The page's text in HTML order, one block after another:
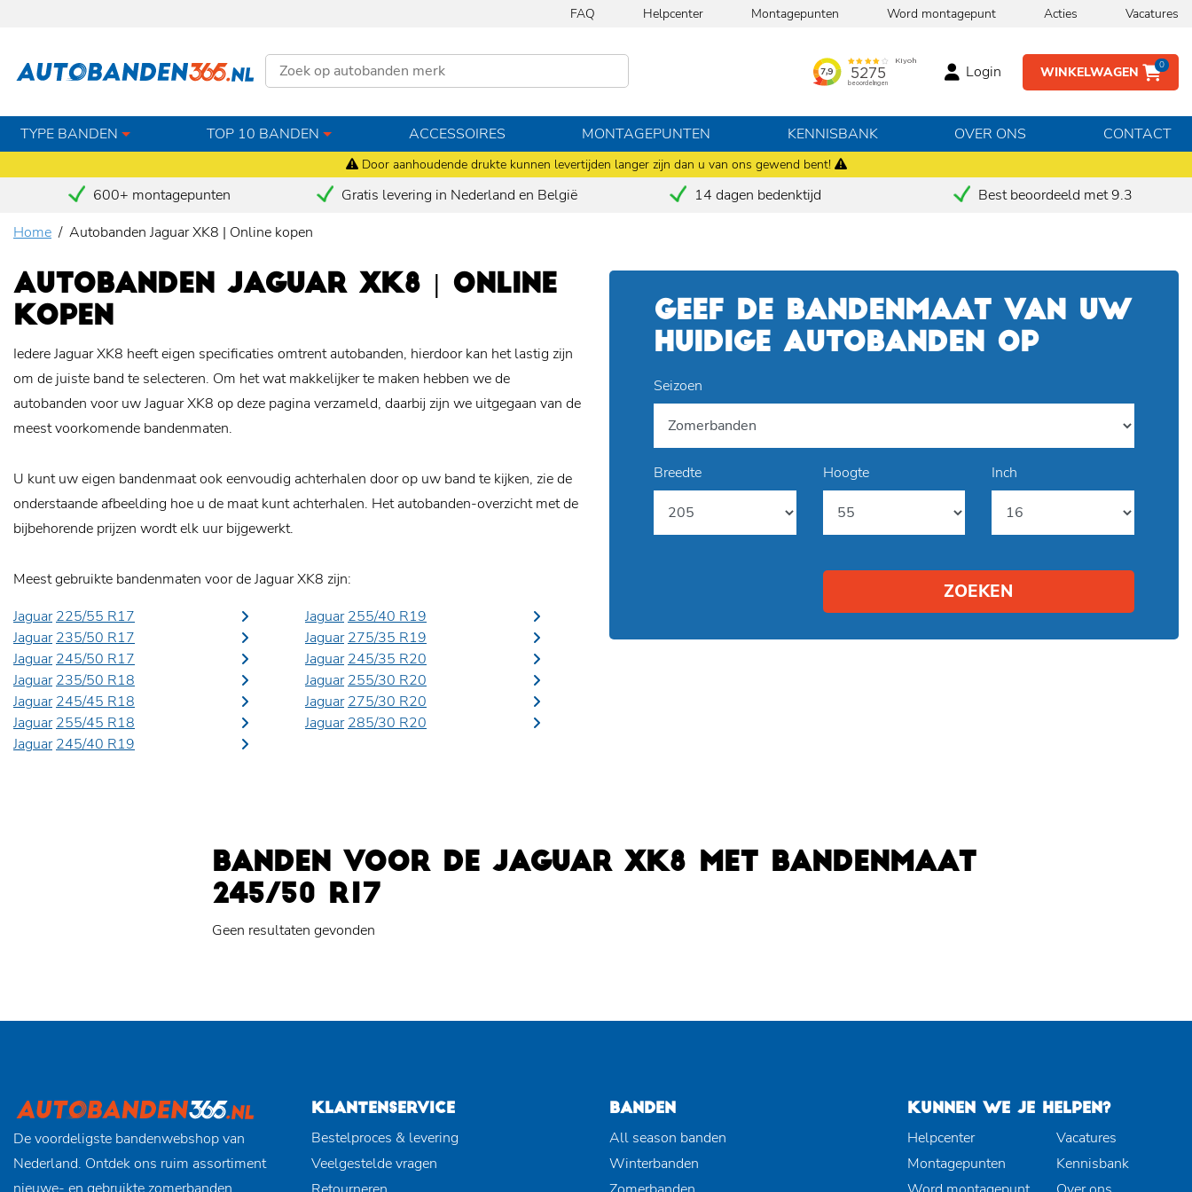
Door aanhoudende drukte kunnen levertijden langer zijn dan u van ons gewend bent!
FAQ Helpcenter Montagepunten Word montagepunt Acties Vacatures
WINKELWAGEN 0
Login
TYPE BANDEN TOP 10 BANDEN ACCESSOIRES MONTAGEPUNTEN KENNISBANK OVER ONS CONTACT
600+ montagepunten Gratis levering in Nederland en België 14 dagen bedenktijd
Best beoordeeld met 9.3
Home
Autobanden Jaguar XK8 | Online kopen
AUTOBANDEN JAGUAR XK8 | ONLINE
KOPEN
Iedere Jaguar XK8 heeft eigen specificaties omtrent autobanden, hierdoor kan het lastig zijn
om de juiste band te selecteren. Om het wat makkelijker te maken hebben we de
autobanden voor uw Jaguar XK8 op deze pagina verzameld, daarbij zijn we uitgegaan van de
meest voorkomende bandenmaten.
U kunt uw eigen bandenmaat ook eenvoudig achterhalen door op uw band te kijken, zie de
onderstaande afbeelding hoe u de maat kunt achterhalen. Het autobanden-overzicht met de
bijbehorende prijzen wordt elk uur bijgewerkt.
Meest gebruikte bandenmaten voor de Jaguar XK8 zijn:
Jaguar 225/55 R17
Jaguar 235/50 R17
Jaguar 245/50 R17
Jaguar 235/50 R18
Jaguar 245/45 R18
Jaguar 255/45 R18
Jaguar 245/40 R19
Jaguar 255/40 R19
Jaguar 275/35 R19
Jaguar 245/35 R20
Jaguar 255/30 R20
Jaguar 275/30 R20
Jaguar 285/30 R20
GEEF DE BANDENMAAT VAN UW
HUIDIGE AUTOBANDEN OP
Seizoen
Breedte Hoogte Inch
ZOEKEN
BANDEN VOOR DE JAGUAR XK8 MET BANDENMAAT
245/50 R17
Geen resultaten gevonden
De voordeligste bandenwebshop van
Nederland. Ontdek ons ruim assortiment
KLANTENSERVICE
Bestelproces & levering
Veelgestelde vragen
BANDEN
All season banden
Winterbanden
KUNNEN WE JE HELPEN?
Helpcenter
Montagepunten
Vacatures
Kennisbank